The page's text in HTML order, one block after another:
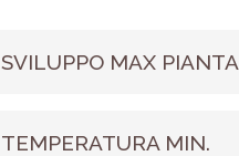
SVILUPPO MAX PIANTA
TEMPERATURA MIN.